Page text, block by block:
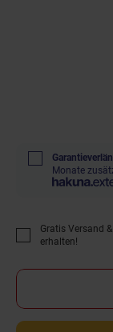
Monate
Promotion
Gratis Versand
erhalten!